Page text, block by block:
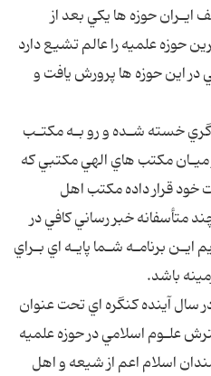
حوزه ها يكي بعد از
حوزه علميه را عالم تشيع دارد
در اين حوزه ها پرورش يافت و
گري خسته شـده و رو بـه مكتـب
ميـان مكتب هاي الهي مكتبي كه
خود قرار داده مكتب اهل
متأسفانه خبر رساني كافي در
برنامـه شـما پايـه اي بـراي
باشد.
سال آينده كنگره اي تحت عنوان
علـوم اسلامي در حوزه علميه
اسلام اعم از شيعه و اهل